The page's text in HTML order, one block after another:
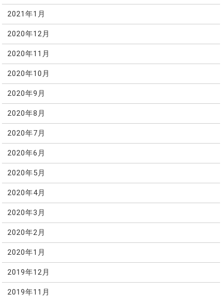
2021年1月
2020年12月
2020年11月
2020年10月
2020年9月
2020年8月
2020年7月
2020年6月
2020年5月
2020年4月
2020年3月
2020年2月
2020年1月
2019年12月
2019年11月